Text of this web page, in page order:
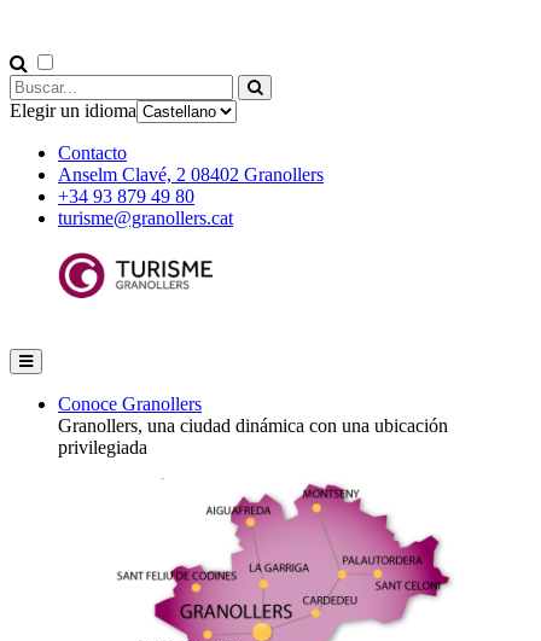
Elegir un idioma
Contacto
Anselm Clavé, 2 08402 Granollers
+34 93 879 49 80
turisme@granollers.cat
Conoce Granollers
Granollers, una ciudad dinámica con una ubicación
privilegiada